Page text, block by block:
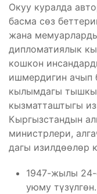
Окуу куралда
басма сөз
жана
дипломатиялык
кошкон
ишмердигин
кылымдагы тышкы
кызматташтыгы
Кыргызстандын
министрлери,
дагы изилдөөлөр
1947-жылы 24-
уюму